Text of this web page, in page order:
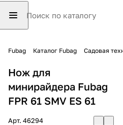
Fubag Каталог Fubag Садовая
Нож для
минирайдера Fubag
FPR 61 SMV ES 61
Арт. 46294